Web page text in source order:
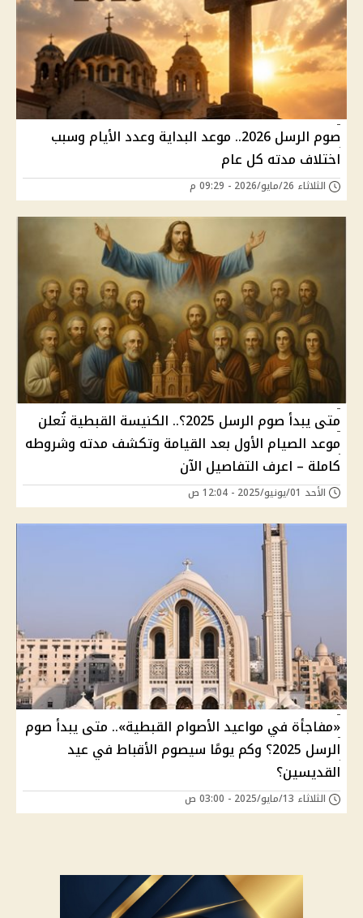
صوم الرسل 2026.. موعد البداية وعدد الأيام وسبب
اختلاف مدته كل عام
الثلاثاء 26/مايو/2026 - 09:29 م
متى يبدأ صوم الرسل 2025؟.. الكنيسة القبطية تُعلن
موعد الصيام الأول بعد القيامة وتكشف مدته وشروطه
كاملة – اعرف التفاصيل الآن
الأحد 01/يونيو/2025 - 12:04 ص
«مفاجأة في مواعيد الأصوام القبطية».. متى يبدأ صوم
الرسل 2025؟ وكم يومًا سيصوم الأقباط في عيد
القديسين؟
الثلاثاء 13/مايو/2025 - 03:00 ص